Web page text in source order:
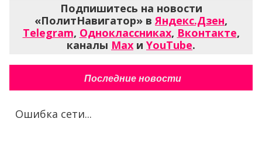
Подпишитесь на новости
«ПолитНавигатор» в Яндекс.Дзен,
Telegram, Одноклассниках, Вконтакте,
каналы Max и YouTube.
Последние новости
Ошибка сети...